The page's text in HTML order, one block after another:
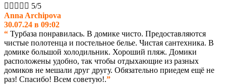
     5/5
Anna Archipova
30.07.24 в 09:02
“ Турбаза понравилась. В домике чисто. Предоставляются
чистые полотенца и постельное белье. Чистая сантехника. В
домике большой холодильник. Хороший пляж. Домики
расположены удобно, так чтобы отдыхающие из разных
домиков не мешали друг другу. Обязательно приедем ещё не
раз! Спасибо! Всем советую!.”